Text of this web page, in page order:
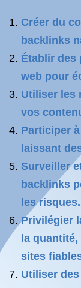
Créer du
backlinks
Établir des
web pour
Utiliser les
vos
Participer
laissant
Surveiller
backlinks
les risques.
Privilégier
la
sites
Utiliser